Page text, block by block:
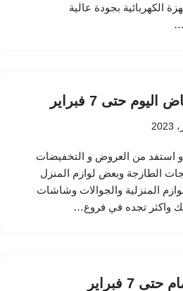
الكهربائية بجودة عالية
حتى 7 فبراير
استفد من العروض و التخفيضات
الطازجة وبعض لوازم المنزل
المنزلية والجوالات وشاشات
واكثر تجده في فروع…
7 فبراير